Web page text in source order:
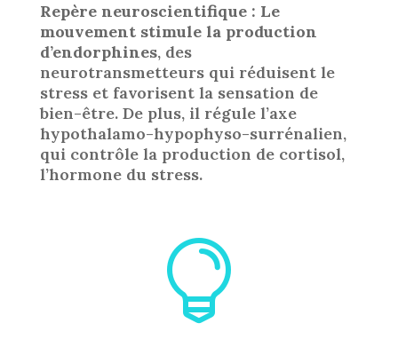
Repère neuroscientifique : Le
mouvement stimule la production
d’endorphines, des
neurotransmetteurs qui réduisent le
stress et favorisent la sensation de
bien-être. De plus, il régule l’axe
hypothalamo-hypophyso-surrénalien,
qui contrôle la production de cortisol,
l’hormone du stress.
